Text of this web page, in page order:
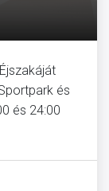
és
és 24:00